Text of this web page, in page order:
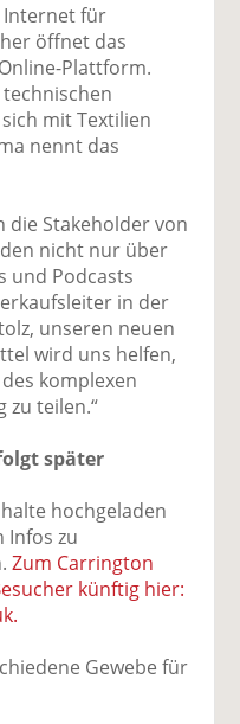
uf
F
ac
e
b
o
te
il
e
n
wi
tt
er
n
Li
n
e
il
e
n
m
l
n
d
n
Internet für
öffnet das
Plattform.
mit Textilien
nennt das
die Stakeholder von
nicht nur über
und Podcasts
in der
unseren neuen
wird uns helfen,
komplexen
zu teilen.“
später
hochgeladen
Infos zu
Zum Carrington
künftig hier:
Gewebe für